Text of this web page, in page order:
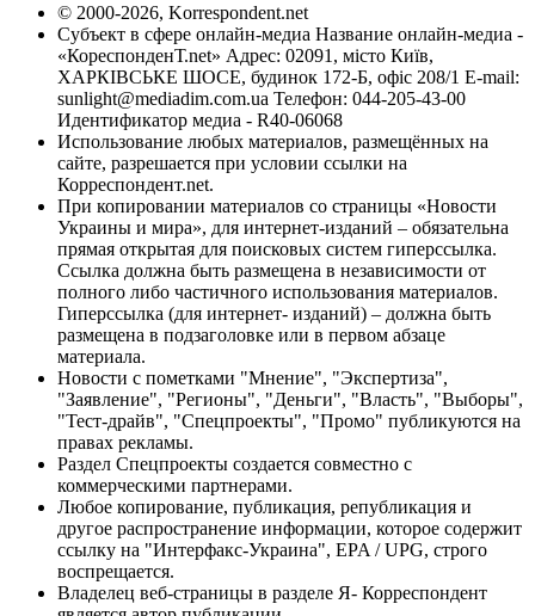
© 2000-2026, Korrespondent.net
Субъект в сфере онлайн-медиа Название онлайн-медиа -
«КореспонденТ.net» Адрес: 02091, місто Київ,
ХАРКІВСЬКЕ ШОСЕ, будинок 172-Б, офіс 208/1 E-mail:
sunlight@mediadim.com.ua Телефон: 044-205-43-00
Идентификатор медиа - R40-06068
Использование любых материалов, размещённых на
сайте, разрешается при условии ссылки на
Корреспондент.net.
При копировании материалов со страницы «Новости
Украины и мира», для интернет-изданий – обязательна
прямая открытая для поисковых систем гиперссылка.
Ссылка должна быть размещена в независимости от
полного либо частичного использования материалов.
Гиперссылка (для интернет- изданий) – должна быть
размещена в подзаголовке или в первом абзаце
материала.
Новости с пометками "Мнение", "Экспертиза",
"Заявление", "Регионы", "Деньги", "Власть", "Выборы",
"Тест-драйв", "Спецпроекты", "Промо" публикуются на
правах рекламы.
Раздел Спецпроекты создается совместно с
коммерческими партнерами.
Любое копирование, публикация, републикация и
другое распространение информации, которое содержит
ссылку на "Интерфакс-Украина", EPA / UPG, строго
воспрещается.
Владелец веб-страницы в разделе Я- Корреспондент